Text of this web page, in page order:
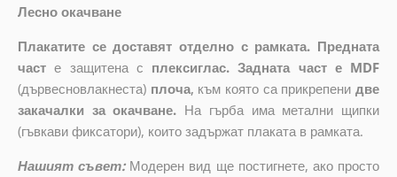
Лесно окачване
Плакатите се доставят отделно с рамката. Предната
част е защитена с плексиглас. Задната част е MDF
(дървесновлакнеста) плоча, към която са прикрепени две
закачалки за окачване. На гърба има метални щипки
(гъвкави фиксатори), които задържат плаката в рамката.
Нашият съвет: Модерен вид ще постигнете, ако просто